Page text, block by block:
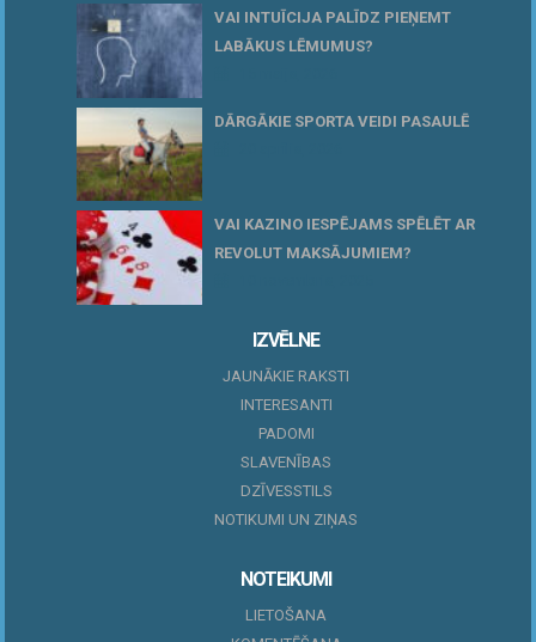
VAI INTUĪCIJA PALĪDZ PIEŅEMT
LABĀKUS LĒMUMUS?
DĀRGĀKIE SPORTA VEIDI PASAULĒ
VAI KAZINO IESPĒJAMS SPĒLĒT AR
REVOLUT MAKSĀJUMIEM?
IZVĒLNE
JAUNĀKIE RAKSTI
INTERESANTI
PADOMI
SLAVENĪBAS
DZĪVESSTILS
NOTIKUMI UN ZIŅAS
NOTEIKUMI
LIETOŠANA